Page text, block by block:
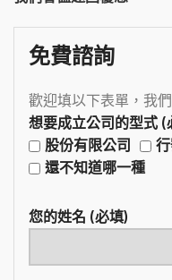
免費諮詢
歡迎填以下表單，我
想要成立公司的型式 (
股份有限公司
還不知道哪一種
您的姓名 (必填)